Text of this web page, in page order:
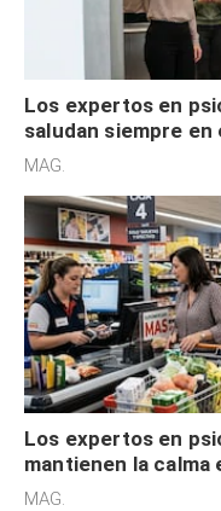
Los expertos en
saludan siempre en
defensiva y tienen
MAG.
Los expertos en
mantienen la calma
cognitiva, gratitud
MAG.